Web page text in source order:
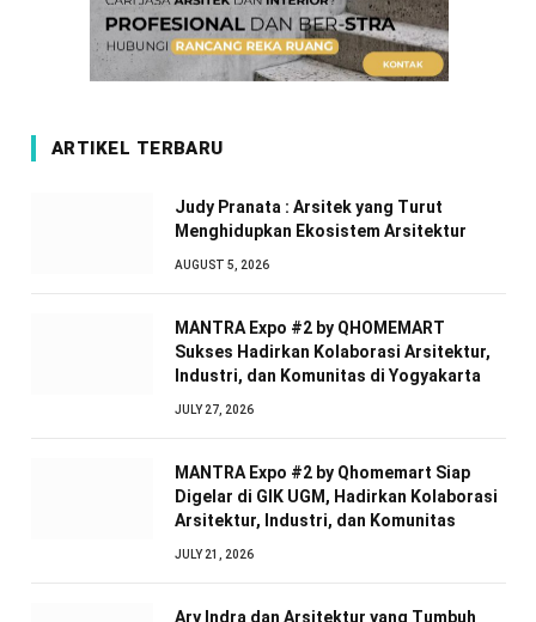
ARTIKEL TERBARU
Judy Pranata : Arsitek yang Turut
Menghidupkan Ekosistem Arsitektur
AUGUST 5, 2026
MANTRA Expo #2 by QHOMEMART
Sukses Hadirkan Kolaborasi Arsitektur,
Industri, dan Komunitas di Yogyakarta
JULY 27, 2026
MANTRA Expo #2 by Qhomemart Siap
Digelar di GIK UGM, Hadirkan Kolaborasi
Arsitektur, Industri, dan Komunitas
JULY 21, 2026
Ary Indra dan Arsitektur yang Tumbuh